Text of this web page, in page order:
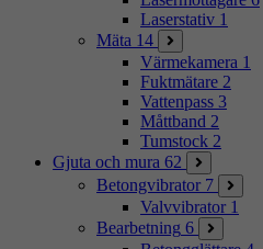
Laserstativ 1
Mäta 14
Värmekamera 1
Fuktmätare 2
Vattenpass 3
Måttband 2
Tumstock 2
Gjuta och mura 62
Betongvibrator 7
Valvvibrator 1
Bearbetning 6